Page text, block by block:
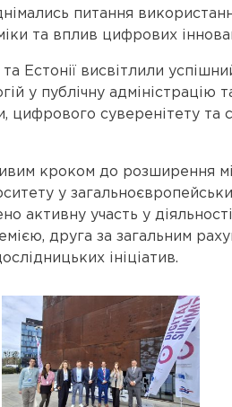
питання
та вплив цифрових
та Естонії висвітлили
у публічну
суверенітету та
кроком до розширення
у
активну участь у
друга за загальним
ініціатив.